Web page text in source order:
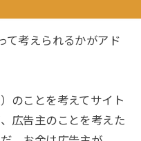
て考えられるかがアド
のことを考えてサイト
広告主のことを考えた